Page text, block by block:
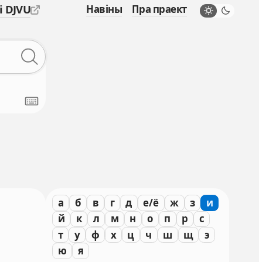
DJVU Навіны Пра праект
а б в г д е/ё ж з
и
й
к л м н о п р
с
т
у ф х ц ч ш щ
э
ю
я